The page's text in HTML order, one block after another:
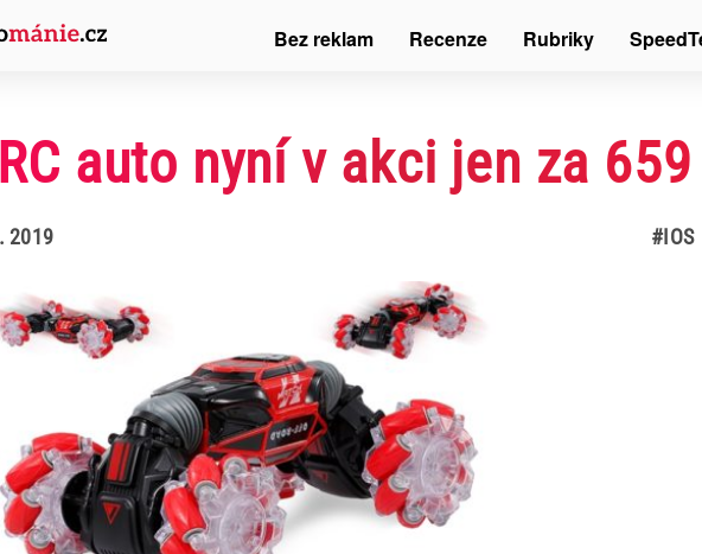
auto nyní v akci jen za
2019 #IOS
Bez reklam Recenze Rubriky